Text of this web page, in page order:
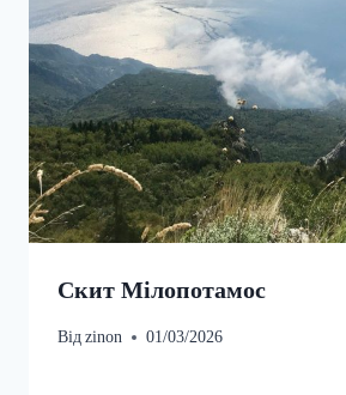
Скит Мілопотамос
Відzinon 01/03/2026